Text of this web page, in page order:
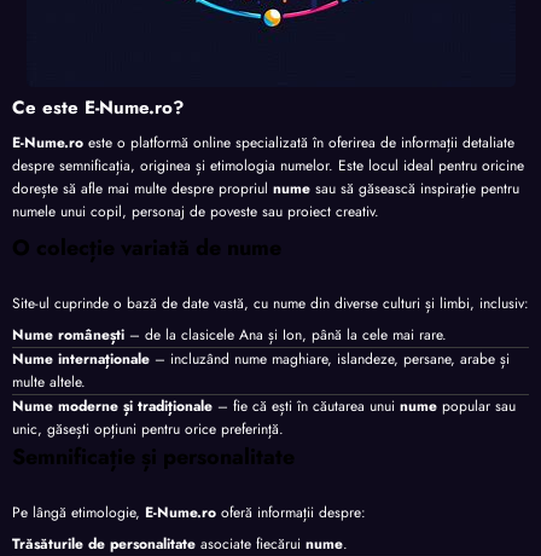
Ce este E-Nume.ro?
E-Nume.ro este o platformă online specializată în oferirea de informații detaliate
despre semnificația, originea și etimologia numelor. Este locul ideal pentru oricine
dorește să afle mai multe despre propriul nume sau să găsească inspirație pentru
numele unui copil, personaj de poveste sau proiect creativ.
O colecție variată de nume
Site-ul cuprinde o bază de date vastă, cu nume din diverse culturi și limbi, inclusiv:
Nume românești – de la clasicele Ana și Ion, până la cele mai rare.
Nume internaționale – incluzând nume maghiare, islandeze, persane, arabe și
multe altele.
Nume moderne și tradiționale – fie că ești în căutarea unui nume popular sau
unic, găsești opțiuni pentru orice preferință.
Semnificație și personalitate
Pe lângă etimologie, E-Nume.ro oferă informații despre:
Trăsăturile de personalitate asociate fiecărui nume.